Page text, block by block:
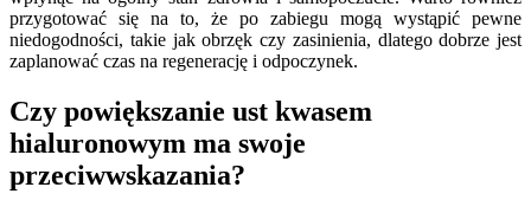
przygotować się na to, że po zabiegu mogą wystąpić pewne
niedogodności, takie jak obrzęk czy zasinienia, dlatego dobrze jest
zaplanować czas na regenerację i odpoczynek.
Czy powiększanie ust kwasem
hialuronowym ma swoje
przeciwwskazania?